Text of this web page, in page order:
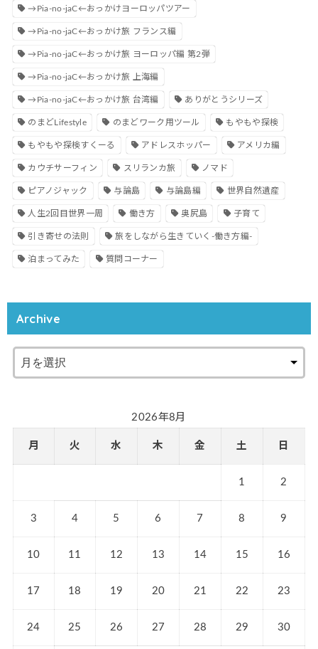
→Pia-no-jaC←おっかけヨーロッパツアー
→Pia-no-jaC←おっかけ旅 フランス編
→Pia-no-jaC←おっかけ旅 ヨーロッパ編 第2弾
→Pia-no-jaC←おっかけ旅 上海編
→Pia-no-jaC←おっかけ旅 台湾編 ありがとうシリーズ
のまどLifestyle のまどワーク用ツール もやもや探検
もやもや探検すくーる アドレスホッパー アメリカ編
カウチサーフィン スリランカ旅 ノマド
ピアノジャック 与論島 与論島編 世界自然遺産
人生2回目世界一周 働き方 奥尻島 子育て
引き寄せの法則 旅をしながら生きていく-働き方編-
泊まってみた 質問コーナー
Archive
2026年8月
月 火 水 木 金 土 日
1 2
3 4 5 6 7 8 9
10 11 12 13 14 15 16
17 18 19 20 21 22 23
24 25 26 27 28 29 30